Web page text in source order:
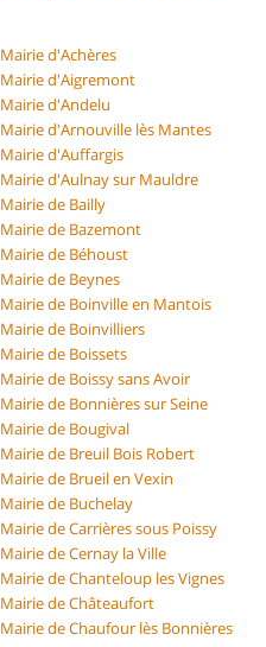
Mairie d'Achères
Mairie d'Aigremont
Mairie d'Andelu
Mairie d'Arnouville lès Mantes
Mairie d'Auffargis
Mairie d'Aulnay sur Mauldre
Mairie de Bailly
Mairie de Bazemont
Mairie de Béhoust
Mairie de Beynes
Mairie de Boinville en Mantois
Mairie de Boinvilliers
Mairie de Boissets
Mairie de Boissy sans Avoir
Mairie de Bonnières sur Seine
Mairie de Bougival
Mairie de Breuil Bois Robert
Mairie de Brueil en Vexin
Mairie de Buchelay
Mairie de Carrières sous Poissy
Mairie de Cernay la Ville
Mairie de Chanteloup les Vignes
Mairie de Châteaufort
Mairie de Chaufour lès Bonnières